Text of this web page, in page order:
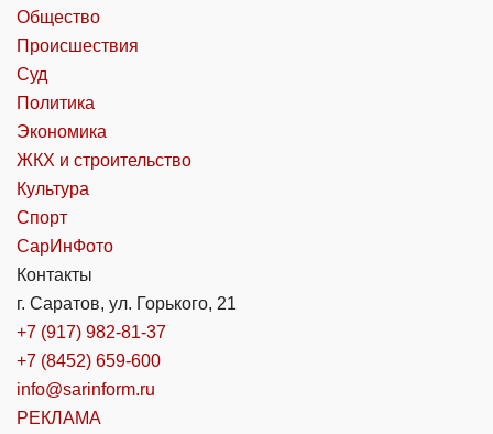
Общество
Происшествия
Суд
Политика
Экономика
ЖКХ и строительство
Культура
Спорт
СарИнФото
Контакты
г. Саратов, ул. Горького, 21
+7 (917) 982-81-37
+7 (8452) 659-600
info@sarinform.ru
РЕКЛАМА